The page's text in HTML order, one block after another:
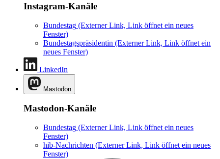
Instagram-Kanäle
Bundestag (Externer Link, Link öffnet ein neues
Fenster)
Bundestagspräsidentin (Externer Link, Link öffnet ein
neues Fenster)
LinkedIn
Mastodon
Mastodon-Kanäle
Bundestag (Externer Link, Link öffnet ein neues
Fenster)
hib-Nachrichten (Externer Link, Link öffnet ein neues
Fenster)